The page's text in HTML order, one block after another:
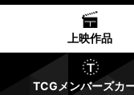
上映作品
TCGメンバーズカ